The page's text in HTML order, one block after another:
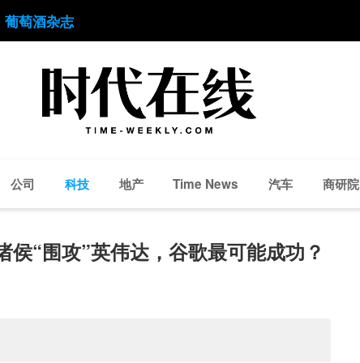
葡萄酒杂志
公司 科技 地产 Time News 汽车 商研院
“围攻”英伟达，谷歌最可能成功？